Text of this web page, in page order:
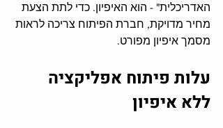
האדריכלית" - הוא האיפיון. כדי לתת הצעת
מחיר מדויקת, חברת הפיתוח צריכה לראות
מסמך איפיון מפורט.
עלות פיתוח אפליקציה
ללא איפיון